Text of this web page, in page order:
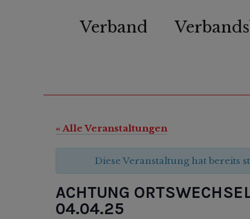
Verband
« Alle Veranstaltungen
Diese Veranstaltung hat bereits
ACHTUNG
04.04.25